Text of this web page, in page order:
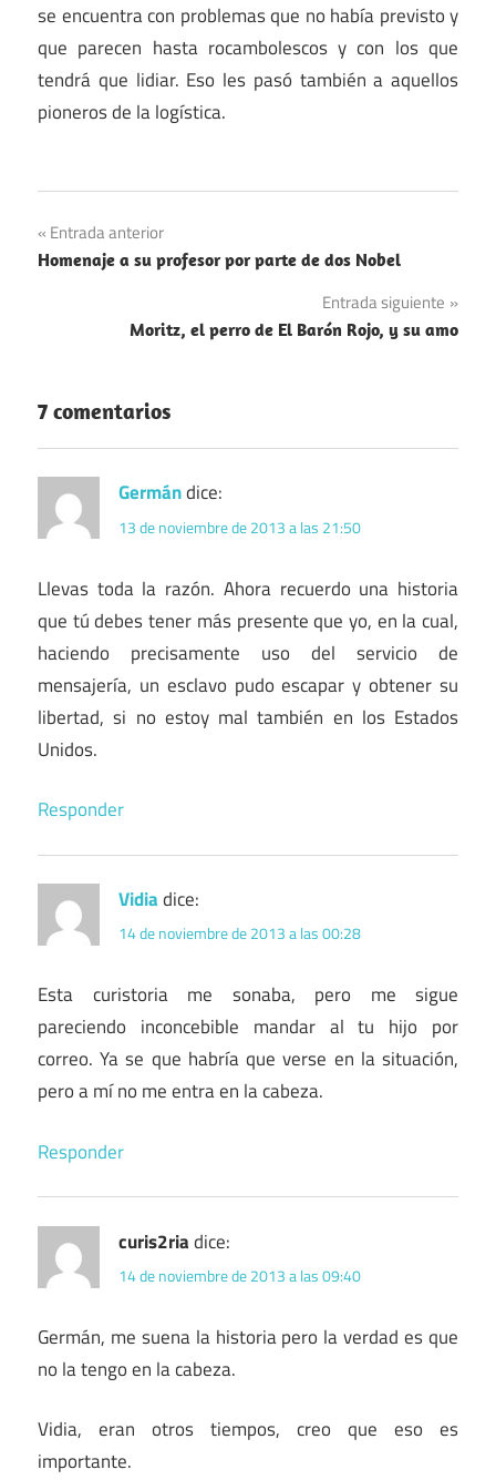
se encuentra con problemas que no había previsto y
que parecen hasta rocambolescos y con los que
tendrá que lidiar. Eso les pasó también a aquellos
pioneros de la logística.
Navegación
de
entradas
Entrada anterior
Homenaje a su profesor por parte de dos Nobel
Entrada siguiente
Moritz, el perro de El Barón Rojo, y su amo
7 comentarios
Germándice:
13 de noviembre de 2013 a las 21:50
Llevas toda la razón. Ahora recuerdo una historia
que tú debes tener más presente que yo, en la cual,
haciendo precisamente uso del servicio de
mensajería, un esclavo pudo escapar y obtener su
libertad, si no estoy mal también en los Estados
Unidos.
Responder
Vidiadice:
14 de noviembre de 2013 a las 00:28
Esta curistoria me sonaba, pero me sigue
pareciendo inconcebible mandar al tu hijo por
correo. Ya se que habría que verse en la situación,
pero a mí no me entra en la cabeza.
Responder
curis2riadice:
14 de noviembre de 2013 a las 09:40
Germán, me suena la historia pero la verdad es que
no la tengo en la cabeza.
Vidia, eran otros tiempos, creo que eso es
importante.